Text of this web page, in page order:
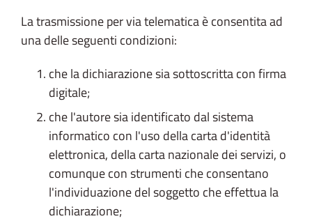
La trasmissione per via telematica è consentita ad
una delle seguenti condizioni:
che la dichiarazione sia sottoscritta con firma
digitale;
che l'autore sia identificato dal sistema
informatico con l'uso della carta d'identità
elettronica, della carta nazionale dei servizi, o
comunque con strumenti che consentano
l'individuazione del soggetto che effettua la
dichiarazione;